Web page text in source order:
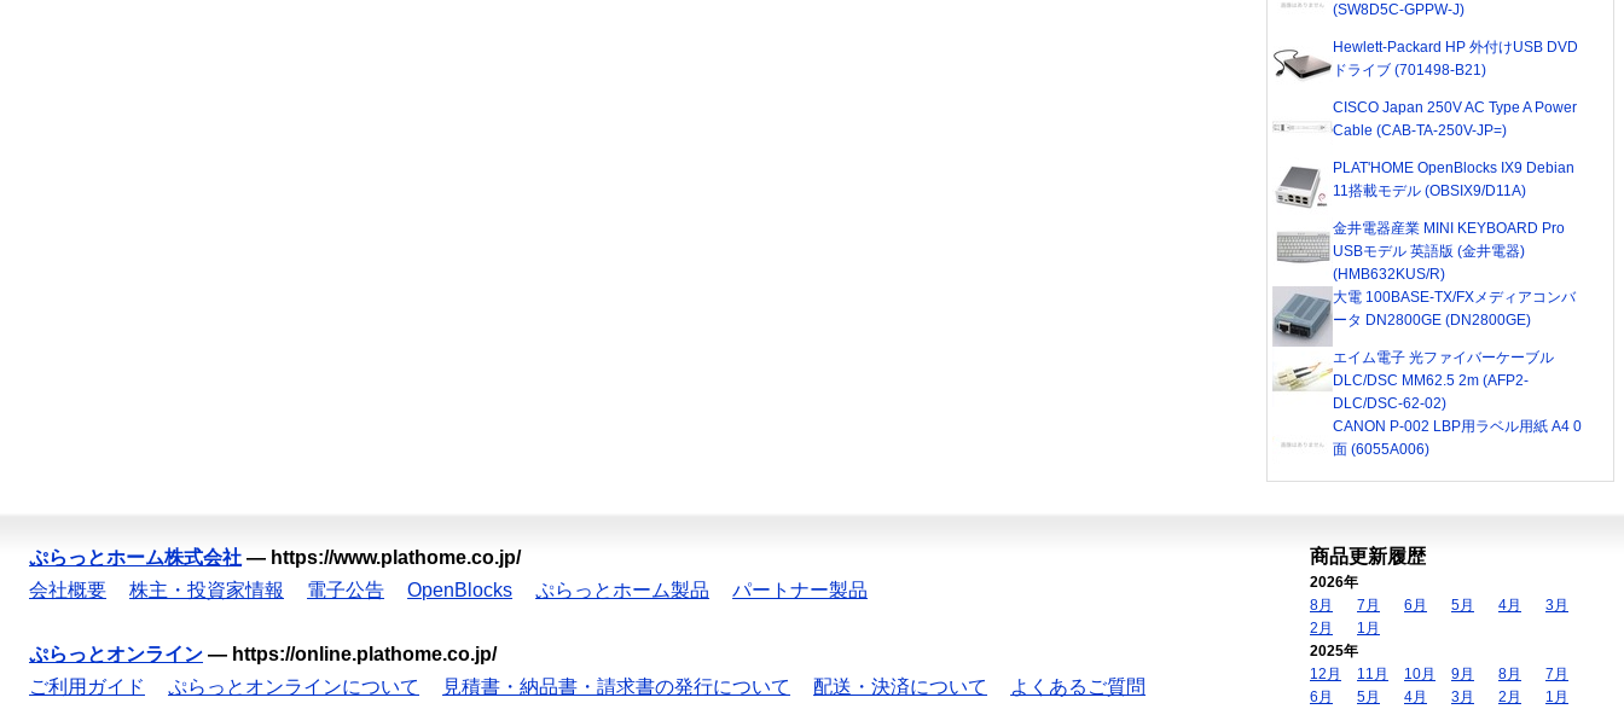
(SW8D5C-GPPW-J)
Hewlett-Packard HP 外付けUSB DVD
ドライブ (701498-B21)
CISCO Japan 250V AC Type A Power
Cable (CAB-TA-250V-JP=)
PLAT'HOME OpenBlocks IX9 Debian
11搭載モデル (OBSIX9/D11A)
金井電器産業 MINI KEYBOARD Pro
USBモデル 英語版 (金井電器)
(HMB632KUS/R)
大電 100BASE-TX/FXメディアコンバ
ータ DN2800GE (DN2800GE)
エイム電子 光ファイバーケーブル
DLC/DSC MM62.5 2m (AFP2-
DLC/DSC-62-02)
CANON P-002 LBP用ラベル用紙 A4 0
面 (6055A006)
ぷらっとホーム株式会社 — https://www.plathome.co.jp/
会社概要
株主・投資家情報 電子公告 OpenBlocks ぷらっとホーム製品 パートナー製品
ぷらっとオンライン — https://online.plathome.co.jp/
ご利用ガイド
ぷらっとオンラインについて 見積書・納品書・請求書の発行について 配送・決済について
よくあるご質問
商品更新履歴
2026年
8月
7月 6月 5月 4月
3月
2月
1月
2025年
12月
11月 10月 9月 8月
7月
6月
5月 4月 3月 2月
1月